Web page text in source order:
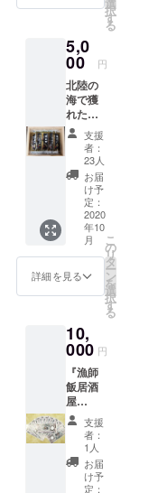
円分】
1,000円
分お得
にお食
事いた
だけま
す。
【ご利
用時に
おける
注意事
項】 ・
額面
1,000円
分を6枚
送らせ
ていた
だきま
次第ご
利用い
ただけ
ます。
・ご利
用の際
は、必
ず事前
にご予
約をお
願い申
択
す
る
5,0
00 円
北陸の
海で獲
れた魚
介の昆
布締め
セット
をご用
意いた
しま
す。内
容は車
だい、
上さわ
ら、甘
えび、
天然ひ
真たら
となり
ます。
昆布の
旨味を
素材に
ぎゅっ
と閉じ
込めた
逸品で
す。お
刺身で
支援
者：
23人
お届
け予
定：
2020
年10
月
詳細を見る
こ
の
リ
タ
ー
ン
を
選
択
す
る
10,
000 円
『漁師
飯居酒
屋
GOEN
』、姉
妹店
『加能
漁菜
SHION
支援
者：
1人
お届
け予
定：